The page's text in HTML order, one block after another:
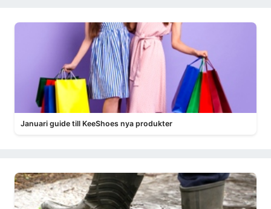
Januari guide till KeeShoes nya produkter